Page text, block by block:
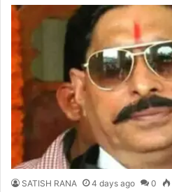
SATISH RANA 4 days ago 0